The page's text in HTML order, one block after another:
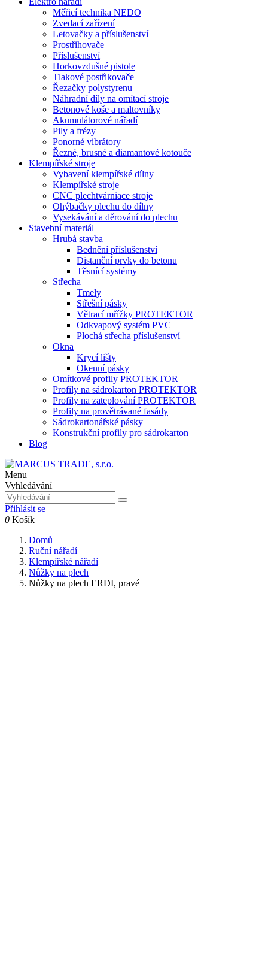
Měřicí technika NEDO
Zvedací zařízení
Letovačky a příslušenství
Prostřihovače
Příslušenství
Horkovzdušné pistole
Tlakové postřikovače
Řezačky polystyrenu
Náhradní díly na omítací stroje
Betonové koše a maltovníky
Akumulátorové nářadí
Pily a frézy
Ponorné vibrátory
Řezné, brusné a diamantové kotouče
Klempířské stroje
Vybavení klempířské dílny
Klempířské stroje
CNC plechtvárniace stroje
Ohýbačky plechu do dílny
Vysekávání a děrování do plechu
Stavební materiál
Hrubá stavba
Bednění příslušenství
Distanční prvky do betonu
Těsnící systémy
Střecha
Tmely
Střešní pásky
Větrací mřížky PROTEKTOR
Odkvapový systém PVC
Plochá střecha příslušenství
Okna
Krycí lišty
Okenní pásky
Omítkové profily PROTEKTOR
Profily na sádrokarton PROTEKTOR
Profily na zateplování PROTEKTOR
Profily na provětrávané fasády
Sádrokartonářské pásky
Konstrukční profily pro sádrokarton
Blog
Menu
Vyhledávání
Přihlásit se
0 Košík
Domů
Ruční nářadí
Klempířské nářadí
Nůžky na plech
Nůžky na plech ERDI, pravé